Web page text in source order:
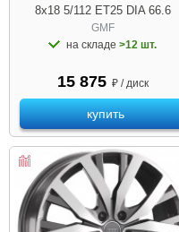
8x18 5/112 ET25 DIA 66.6
GMF
на складе >12 шт.
15 875 ₽ / диск
купить